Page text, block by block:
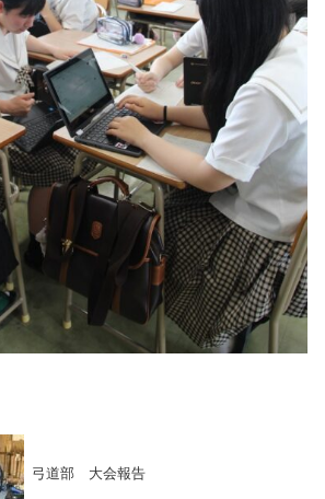
弓道部 大会報告